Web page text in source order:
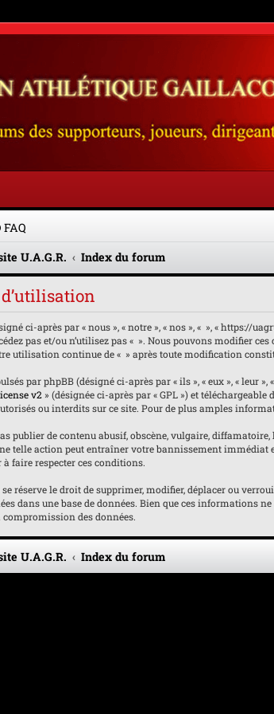
FAQ
U.A.G.R.
Index du forum
ci-après par « nous », « notre », « nos », « », « https://
pas et/ou n’utilisez pas « ». Nous pouvons modifier
utilisation continue de « » après toute modification
par phpBB (désigné ci-après par « ils », « eux », « leur
v2 » (désignée ci-après par « GPL ») et téléchargeable
ou interdits sur ce site. Pour de plus amples
publier de contenu abusif, obscène, vulgaire,
telle action peut entraîner votre bannissement immédiat
faire respecter ces conditions.
se réserve le droit de supprimer, modifier, déplacer ou
dans une base de données. Bien que ces informations
des données.
U.A.G.R. Index du forum